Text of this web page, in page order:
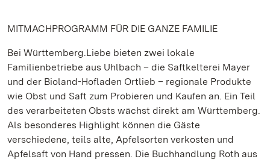
MITMACHPROGRAMM FÜR DIE GANZE FAMILIE
Bei Württemberg.Liebe bieten zwei lokale
Familienbetriebe aus Uhlbach – die Saftkelterei Mayer
und der Bioland-Hofladen Ortlieb – regionale Produkte
wie Obst und Saft zum Probieren und Kaufen an. Ein Teil
des verarbeiteten Obsts wächst direkt am Württemberg.
Als besonderes Highlight können die Gäste
verschiedene, teils alte, Apfelsorten verkosten und
Apfelsaft von Hand pressen. Die Buchhandlung Roth aus